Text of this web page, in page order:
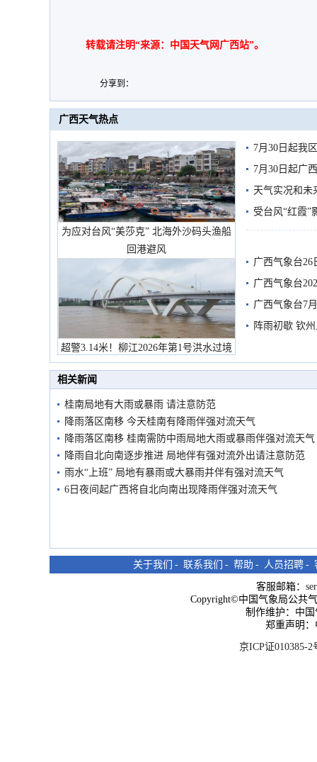
转载请注明“来源：中国天气网广西站”。
分享到：
广西天气热点
为应对台风“美莎克” 北海外沙码头渔船
回港避风
超警3.14米！柳江2026年第1号洪水过境
市民在堤岸见证汛况
7月30日起我
7月30日起广
天气实况和未
受台风“红霞”
有较强降雨
广西气象台26
广西气象台
预警
广西气象台7
阵雨初歇 钦
相关新闻
桂南局地有大雨或暴雨 请注意防范
降雨落区南移 今天桂南有降雨伴强对流天气
降雨落区南移 桂南需防中雨局地大雨或暴雨伴强对流天气
降雨自北向南逐步推进 局地伴有强对流外出请注意防范
雨水“上班” 局地有暴雨或大暴雨并伴有强对流天气
6日夜间起广西将自北向南出现降雨伴强对流天气
关于我们 - 联系我们 - 帮助 - 人员招聘 -
客服邮箱：
Copyright©中国气象局公共
制作维护：中
郑重声明
京ICP证010385-2